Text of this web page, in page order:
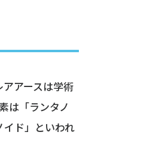
アースは学術
は「ランタノ
ド」といわれ